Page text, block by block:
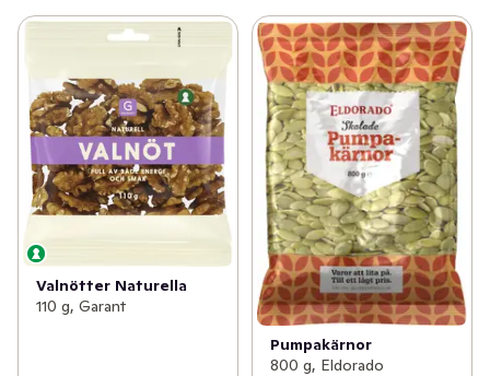
Valnötter Naturella
110 g, Garant
Pumpakärnor
800 g, Eldorado